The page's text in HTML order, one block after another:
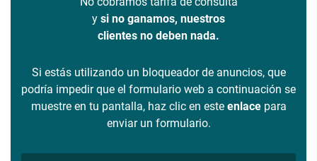
y si no ganamos, nuestros
clientes no deben nada.
Si estás utilizando un bloqueador de anuncios, que
podría impedir que el formulario web a continuación se
muestre en tu pantalla, haz clic en este enlacepara
enviar un formulario.